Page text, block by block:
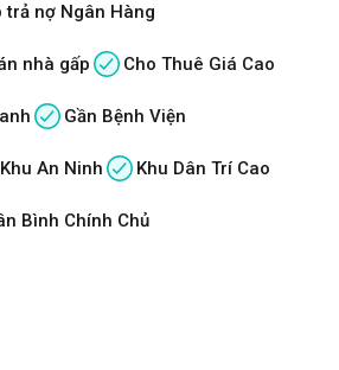
trả nợ Ngân Hàng
nhà gấp Cho Thuê Giá Cao
Gần Bệnh Viện
Khu An Ninh Khu Dân Trí Cao
Bình Chính Chủ